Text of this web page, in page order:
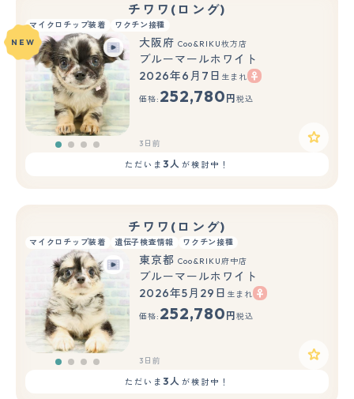
チワワ(ロング)
マイクロチップ装着
ワクチン接種
NEW
大阪府 Coo&RIKU枚方店
ブルーマールホワイト
2026年6月7日 生まれ
価格: 252,780 円 税込
3日前
ただいま3人 が検討中！
チワワ(ロング)
マイクロチップ装着 遺伝子検査情報 ワクチン接種
東京都 Coo&RIKU府中店
ブルーマールホワイト
2026年5月29日 生まれ
価格: 252,780 円 税込
3日前
ただいま3人 が検討中！